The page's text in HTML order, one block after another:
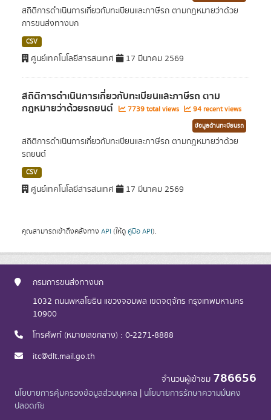
สถิติการดำเนินการเกี่ยวกับทะเบียนและภาษีรถ ตามกฎหมายว่าด้วย
การขนส่งทางบก
CSV
ศูนย์เทคโนโลยีสารสนเทศ 17 มีนาคม 2569
สถิติการดำเนินการเกี่ยวกับทะเบียนและภาษีรถ ตาม
กฎหมายว่าด้วยรถยนต์ 7739 total views 94 recent views
ข้อมูลด้านทะเบียนรถ
สถิติการดำเนินการเกี่ยวกับทะเบียนและภาษีรถ ตามกฎหมายว่าด้วย
รถยนต์
CSV
ศูนย์เทคโนโลยีสารสนเทศ 17 มีนาคม 2569
คุณสามารถเข้าถึงคลังทาง API (ให้ดู คู่มือ API).
กรมการขนส่งทางบก
1032 ถนนพหลโยธิน แขวงจอมพล เขตจตุจักร กรุงเทพมหานคร
10900
โทรศัพท์ (หมายเลขกลาง) : 0-2271-8888
itc@dlt.mail.go.th
จำนวนผู้เข้าชม 786656
นโยบายการคุ้มครองข้อมูลส่วนบุคคล | นโยบายการรักษาความมั่นคง
ปลอดภัย